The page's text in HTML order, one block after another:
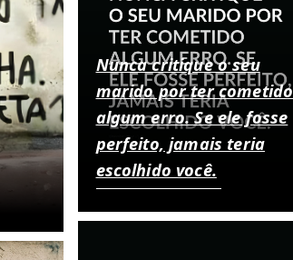
Nunca critique o seu
marido por ter cometido
algum erro. Se ele fosse
perfeito, jamais teria
escolhido você.